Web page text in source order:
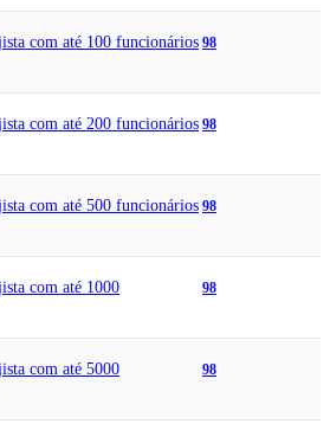
com até 100 funcionários 98
com até 200 funcionários 98
com até 500 funcionários 98
com até 1000
98
com até 5000
98